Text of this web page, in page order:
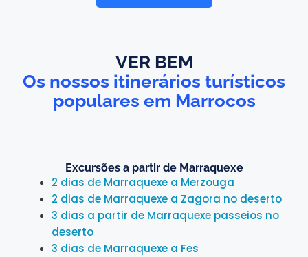
VER BEM
Os nossos itinerários turísticos
populares em Marrocos
Excursões a partir de Marraquexe
2 dias de Marraquexe a Merzouga
2 dias de Marraquexe a Zagora no deserto
3 dias a partir de Marraquexe passeios no
deserto
3 dias de Marraquexe a Fes